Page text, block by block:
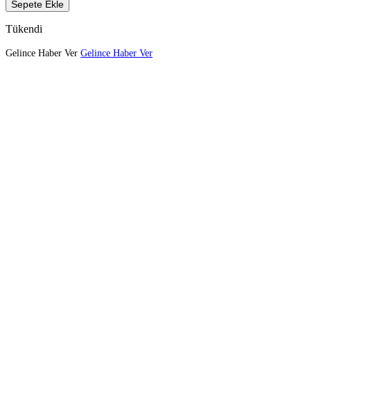
Sepete Ekle
Tükendi
Gelince Haber Ver Gelince Haber Ver